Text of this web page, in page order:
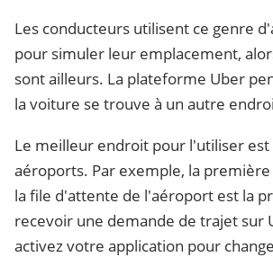
Les conducteurs utilisent ce genre
pour simuler leur emplacement,
sont ailleurs. La plateforme Uber
la voiture se trouve à un autre
Le meilleur endroit pour l'utiliser est
aéroports. Par exemple, la
la file d'attente de l'aéroport est la
recevoir une demande de trajet sur
activez votre application pour